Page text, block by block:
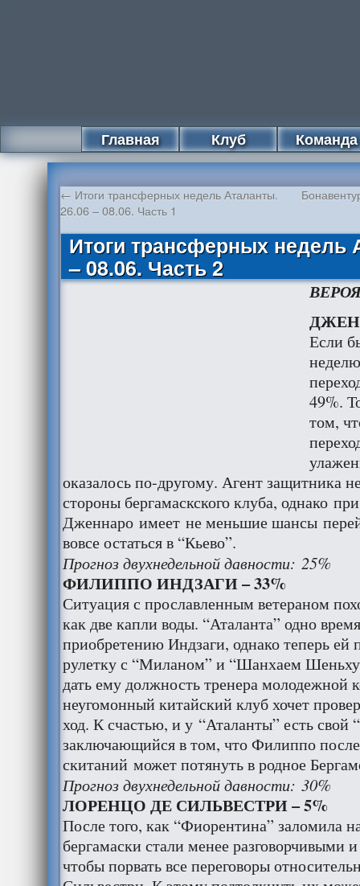
Главная Клуб Команда
← Итоги трансферных недель Аталанты.
26.06 – 08.06. Часть 1
Итоги трансферных недель
– 08.06. Часть 2
Если
49%.
том,
оказалось по-другому. Агент защитника
стороны бергамаскского клуба, однако
Дженнаро имеет не меньшие шансы
вовсе остаться в “Кьево”.
Прогноз двухнедельной давности: 25%
ФИЛИППО ИНДЗАГИ – 33%
Ситуация с прославленным ветераном
как две капли воды. “Аталанта” одно
приобретению Индзаги, однако теперь ей
рулетку с “Миланом” и “Шанхаем
дать ему должность тренера молодежной
неугомонный китайский клуб хочет
ход. К счастью, и у “Аталанты” есть свой
заключающийся в том, что Филиппо
скитаний может потянуть в родное
Прогноз двухнедельной давности: 30%
ЛОРЕНЦО ДЕ СИЛЬВЕСТРИ – 5%
После того, как “Фиорентина” заломила
бергамаски стали менее разговорчивыми
чтобы порвать все переговоры